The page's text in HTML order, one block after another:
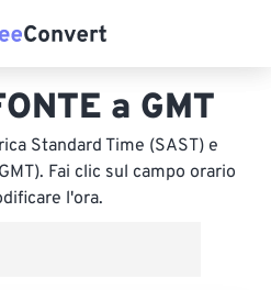
a GMT
Standard Time (SAST) e
Fai clic sul campo orario
l'ora.